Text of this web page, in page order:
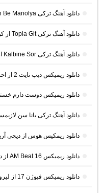
دانلود آهنگ ترکی Ah Be Manolya از بوراک بولوت
دانلود آهنگ ترکی Topla Git از کورتولوش کوش
دانلود آهنگ ترکی Kalbine Sor از Bahadır Macit و Tunahan Sakar
دانلود ریمیکس دیپ نایت 2 از احسان رمزی (ریمیکس طولانی غمگین)
دانلود ریمیکس دوست دارم
دانلود آهنگ ترکی بانا سن
دانلود ریمکیس هوس از دیجی
دانلود ریمیکس AM Beat 16 از دیجی AMB (پادکست طولانی شنیدنی)
دانلود ریمیکس فیوژن 17 از لیروی بیتز